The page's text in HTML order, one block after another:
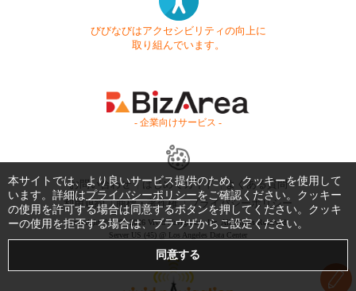
びびなびはアクセシビリティの向上に
取り組んでいます。
- 企業向けサービス -
お問い合わせ はじめてガイド
よくある質問
利用規約
商標・著作権 プライバシーポリシー
Copyright © 1999-2026 Vivid Navigation, Inc. All Rights Reserved.
Server US (45) @ Los Angeles Data Center
本サイトでは、より良いサービス提供のため、クッキーを使用して
います。詳細はプライバシーポリシーをご確認ください。クッキー
の使用を許可する場合は同意するボタンを押してください。クッキ
ーの使用を拒否する場合は、ブラウザからご設定ください。